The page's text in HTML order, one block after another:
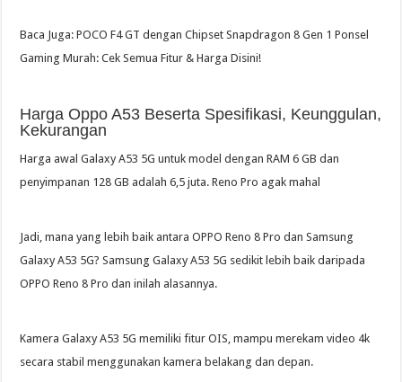
Baca Juga: POCO F4 GT dengan Chipset Snapdragon 8 Gen 1 Ponsel
Gaming Murah: Cek Semua Fitur & Harga Disini!
Harga Oppo A53 Beserta Spesifikasi, Keunggulan,
Kekurangan
Harga awal Galaxy A53 5G untuk model dengan RAM 6 GB dan
penyimpanan 128 GB adalah 6,5 juta. Reno Pro agak mahal
Jadi, mana yang lebih baik antara OPPO Reno 8 Pro dan Samsung
Galaxy A53 5G? Samsung Galaxy A53 5G sedikit lebih baik daripada
OPPO Reno 8 Pro dan inilah alasannya.
Kamera Galaxy A53 5G memiliki fitur OIS, mampu merekam video 4k
secara stabil menggunakan kamera belakang dan depan.